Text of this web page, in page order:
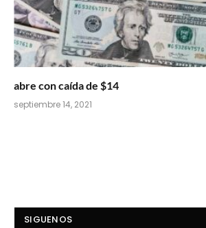
abre con caída de $14
septiembre 14, 2021
SIGUENOS